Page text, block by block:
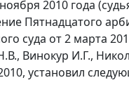
2010 года
Пятнадцатого
суда от 2 марта
Винокур И.Г.,
установил